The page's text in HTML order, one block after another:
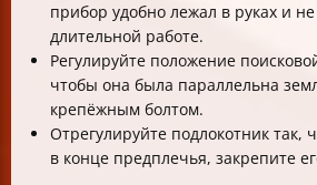
прибор удобно лежал в руках и
длительной работе.
Регулируйте положение
чтобы она была параллельна
крепёжным болтом.
Отрегулируйте подлокотник так,
в конце предплечья, закрепите